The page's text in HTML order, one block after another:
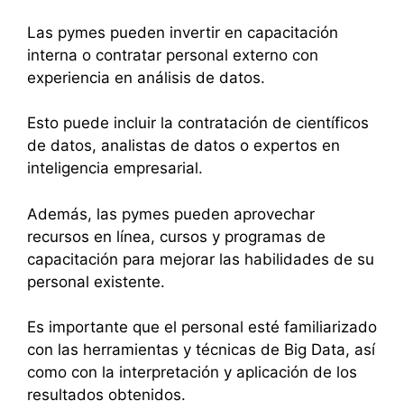
Las pymes pueden invertir en capacitación
interna o contratar personal externo con
experiencia en análisis de datos.
Esto puede incluir la contratación de científicos
de datos, analistas de datos o expertos en
inteligencia empresarial.
Además, las pymes pueden aprovechar
recursos en línea, cursos y programas de
capacitación para mejorar las habilidades de su
personal existente.
Es importante que el personal esté familiarizado
con las herramientas y técnicas de Big Data, así
como con la interpretación y aplicación de los
resultados obtenidos.